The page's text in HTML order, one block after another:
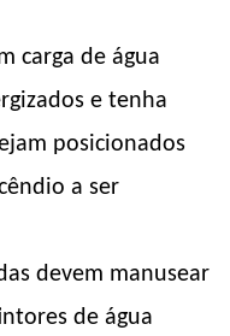
carga de água
e tenha
posicionados
a ser
devem manusear
de água